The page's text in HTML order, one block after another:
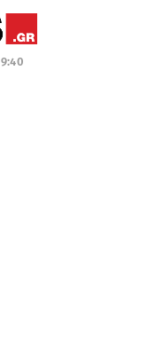
9:40